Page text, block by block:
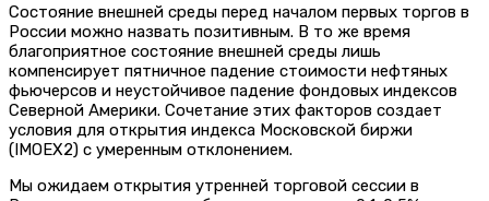
Состояние внешней среды перед началом первых торгов в
России можно назвать позитивным. В то же время
благоприятное состояние внешней среды лишь
компенсирует пятничное падение стоимости нефтяных
фьючерсов и неустойчивое падение фондовых индексов
Северной Америки. Сочетание этих факторов создает
условия для открытия индекса Московской биржи
(IMOEX2) с умеренным отклонением.
Мы ожидаем открытия утренней торговой сессии в